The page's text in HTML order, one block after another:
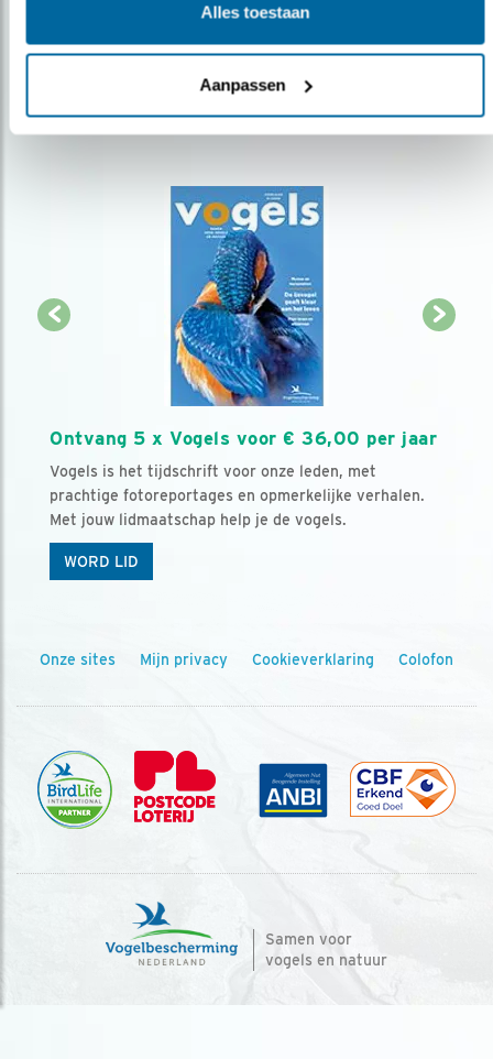
Alles toestaan
Aanpassen
Volg ons via social media
Ontvang 5 x Vogels voor € 36,00 per jaar
Vogels is het tijdschrift voor onze leden, met
prachtige fotoreportages en opmerkelijke verhalen.
Met jouw lidmaatschap help je de vogels.
WORD LID
Onze sites Mijn privacy Cookieverklaring Colofon
Samen voor
vogels en natuur